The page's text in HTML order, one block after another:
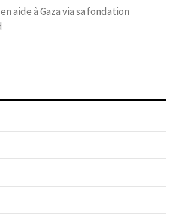
aide à Gaza via sa fondation